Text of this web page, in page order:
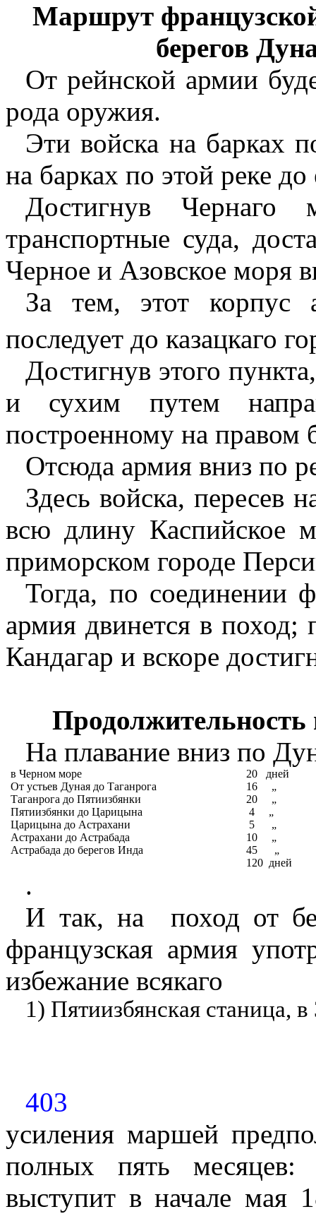
Маршрут
берегов
От рейнской армии
рода оружия.
Эти войска на барках
на барках по этой реке
Достигнув Чернаго
транспортные суда,
Черное и Азовское моря
За тем, этот корпус
последует до казацкаго
Достигнув этого
и сухим путем
построенному на правом
Отсюда армия вниз по
Здесь войска, пересев
всю длину Каспийское
приморском городе
Тогда, по соединении
армия двинется в поход;
Кандагар и вскоре
Продолжительность
На плавание вниз по
в Черном море 20
дней
От устьев Дуная до Таганрога
16
„
Таганрога до Пятиизбянки
20
„
Пятиизбянки до Царицына
4
„
Царицына до Астрахани
5
„
Астрахани до Астрабада
10
„
Астрабада до берегов Инда
45
„
120 дней
.
И так, на
поход от
французская армия
избежание всякаго
1) Пятиизбянская станица,
403
усиления маршей
полных пять
выступит в начале мая